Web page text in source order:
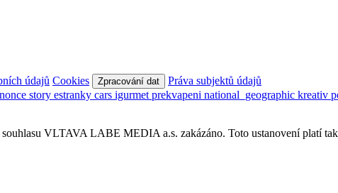
údajů Cookies Zpracování dat
Práva subjektů údajů
story estranky cars igurmet prekvapeni national_geographic kreativ
VLTAVA LABE MEDIA a.s. zakázáno. Toto ustanovení platí